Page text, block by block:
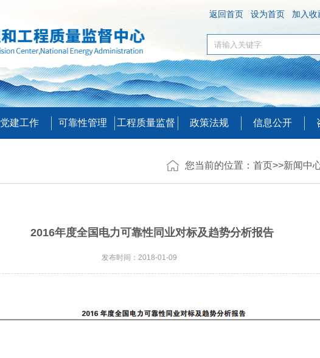
返回首页 设为首页 加入收
党建工作 可靠性管理 工程质量监督 政策法规 信息公开
您当前的位置： 首页>>新闻中
2016年度全国电力可靠性同业对标及趋势分析报告
发布时间：2018-01-09